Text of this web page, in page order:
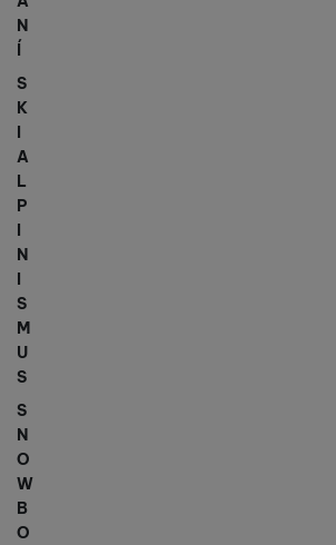
N
Í
S
K
I
A
L
P
I
N
I
S
M
U
S
S
N
O
W
B
O